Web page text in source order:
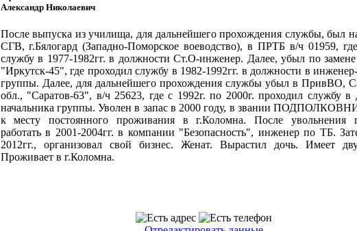
Александр Николаевич
После выпуска из училища, для дальнейшего прохождения службы, был
СГВ, г.Бялогард (Западно-Поморское воеводство), в ПРТБ в/ч 01959,
службу в 1977-1982гг. в должности Ст.О-инженер. Далее, убыл по
"Иркутск-45", где проходил службу в 1982-1992гг. в должности в
группы. Далее, для дальнейшего прохождения службы убыл в ПривВО,
обл., "Саратов-63", в/ч 25623, где с 1992г. по 2000г. проходил службу в
начальника группы. Уволен в запас в 2000 году, в звании
к месту постоянного проживания в г.Коломна. После увольнения
работать в 2001-2004гг. в компании "Безопасность", инженер по ТБ.
2012гг., организовал свой бизнес. Женат. Вырастил дочь. Имеет
Проживает в г.Коломна.